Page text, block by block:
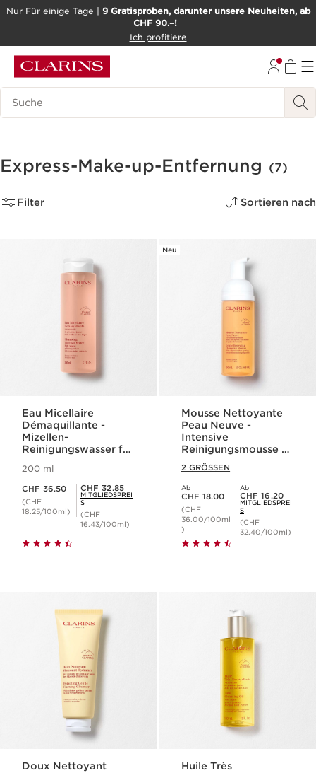
BARRIEREFREIHEITSWERKZEUG
Nur Für einige Tage | 9 Gratisproben, darunter unsere Neuheiten, ab
CHF 90.–!
Ich profitiere
Legende suchen
Express-Make-up-Entfernung (7)
Filter Sortieren nach
Eau Micellaire
Démaquillante -
Mizellen-
Reinigungswasser für
200 ml
CHF 36.50
(CHF
18.25/100ml)
Mitgliederpreis CHF 32.85
CHF 32.85
MITGLIEDSPREI
S
(CHF
16.43/100ml)
Neu
Mousse Nettoyante
Peau Neuve -
Intensive
Reinigungsmousse -
für jeden Hauttyp
2 GRÖSSEN
Ab
Aktueller Preis CHF 18.00
CHF 18.00
(CHF
36.00/100ml
)
Ab
Mitgliederpreis CHF 16.20
CHF 16.20
MITGLIEDSPREI
S
(CHF
32.40/100ml)
Doux Nettoyant
Huile Très